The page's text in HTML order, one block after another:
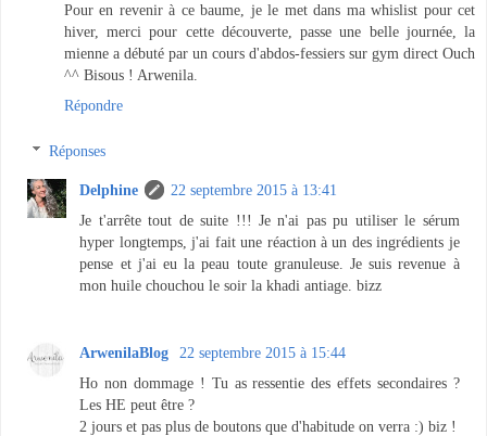
Pour en revenir à ce baume, je le met dans ma whislist pour cet
hiver, merci pour cette découverte, passe une belle journée, la
mienne a débuté par un cours d'abdos-fessiers sur gym direct Ouch
^^ Bisous ! Arwenila.
Répondre
Réponses
Delphine
22 septembre 2015 à 13:41
Je t'arrête tout de suite !!! Je n'ai pas pu utiliser le sérum
hyper longtemps, j'ai fait une réaction à un des ingrédients je
pense et j'ai eu la peau toute granuleuse. Je suis revenue à
mon huile chouchou le soir la khadi antiage. bizz
ArwenilaBlog
22 septembre 2015 à 15:44
Ho non dommage ! Tu as ressentie des effets secondaires ?
Les HE peut être ?
2 jours et pas plus de boutons que d'habitude on verra :) biz !